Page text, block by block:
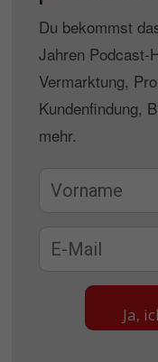
Du bekommst
Jahren Podcast-
Vermarktung,
Kundenfindung,
mehr.
Ja,